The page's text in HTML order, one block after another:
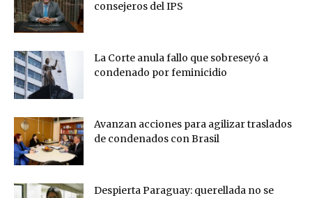
consejeros del IPS
La Corte anula fallo que sobreseyó a
condenado por feminicidio
Avanzan acciones para agilizar traslados
de condenados con Brasil
Despierta Paraguay: querellada no se